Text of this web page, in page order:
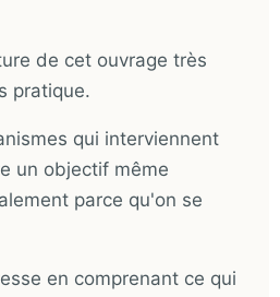
de cet ouvrage très
pratique.
qui interviennent
un objectif même
parce qu'on se
en comprenant ce qui